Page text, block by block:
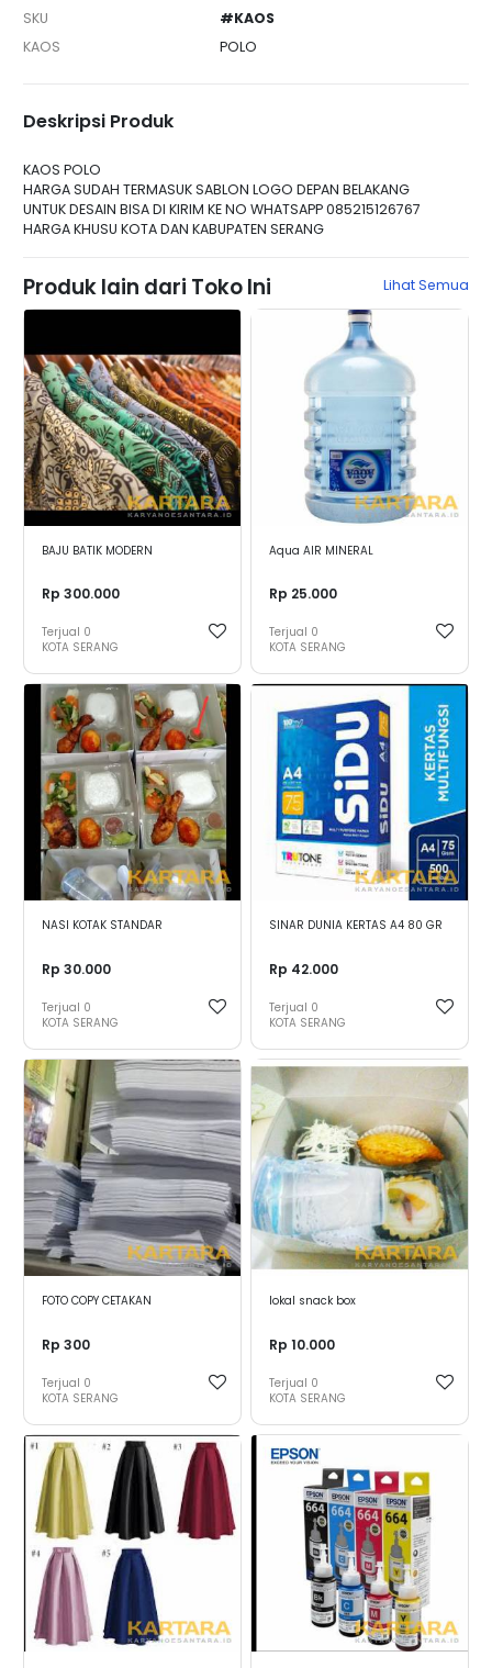
SKU
#KAOS
KAOS
POLO
Deskripsi Produk
KAOS POLO
HARGA SUDAH TERMASUK SABLON LOGO DEPAN BELAKANG
UNTUK DESAIN BISA DI KIRIM KE NO WHATSAPP 085215126767
HARGA KHUSU KOTA DAN KABUPATEN SERANG
Produk lain dari Toko Ini Lihat Semua
BAJU BATIK MODERN
Rp 300.000
Terjual 0
KOTA SERANG
Aqua AIR MINERAL
Rp 25.000
Terjual 0
KOTA SERANG
NASI KOTAK STANDAR
Rp 30.000
Terjual 0
KOTA SERANG
SINAR DUNIA KERTAS A4 80 GR
Rp 42.000
Terjual 0
KOTA SERANG
FOTO COPY CETAKAN
Rp 300
Terjual 0
KOTA SERANG
lokal snack box
Rp 10.000
Terjual 0
KOTA SERANG